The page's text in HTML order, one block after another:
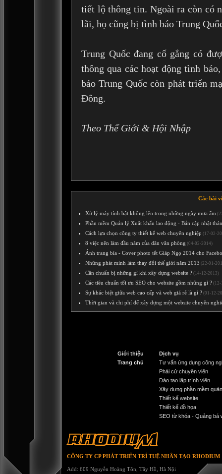
tiết lộ thông tin. Ngoài ra còn có
lãi, họ cũng bị tình báo Trung
Trung Quốc đang cố gắng có
thông qua các hoạt động tình
báo Trung Quốc còn phát triển
Đông.
Theo Thế Giới & Hội Nhập
Các bài
Xử lý máy tính bật không lên trong những ngày mưa ẩm
Phần mềm Quản lý Xuất khẩu lao động - Bản cập nhật
Cách lựa chọn công ty thiết kế web chuyên nghiệp (17-02-
8 việc nên làm đầu năm của dân văn phòng (04-02-2014)
Ảnh trang bìa - Cover photo tết Giáp Ngọ 2014 cho
Những phát minh làm thay đổi thế giới năm 2013 (22-01-
Cần chuẩn bị những gì khi xây dựng website ? (14-12-2013)
Các tiêu chuẩn tối ưu SEO cho website gồm những gì ? (12-
Sự khác biệt giữa web cao cấp và web giá rẻ là gì ? (01-12-
Thời gian và chi phí để xây dựng một website chuyên
Dịch vụ
Tư vấn ứng dụng công
Phái cử chuyên viên
Đào tạo lập trình viên
Xây dựng phần mềm
Thiết kế website
Thiết kế đồ họa
SEO từ khóa - Quảng bá
Giới thiệu
Trang chủ
RHODIUM
CÔNG TY CP PHÁT TRIỂN TRÍ TUỆ NHÂN TẠO RHODIUM
Add: 609 Nguyễn Hoàng Tôn, Tây Hồ, Hà Nội